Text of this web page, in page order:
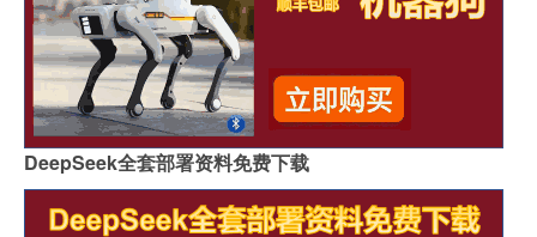
DeepSeek全套部署资料免费下载